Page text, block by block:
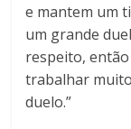
e mantem um
um grande
respeito,
trabalhar
duelo.”